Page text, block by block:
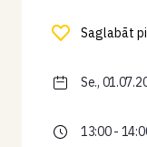
Saglabāt
Se.,
13:00 -